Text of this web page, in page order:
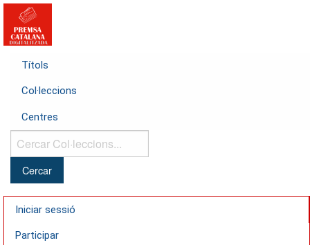
Títols
Col·leccions
Centres
Cercar
Col·leccions...
Iniciar sessió
Participar